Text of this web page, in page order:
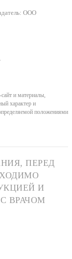
ООО
и материалы,
характер и
положениями
ПЕРЕД
И
ВРАЧОМ